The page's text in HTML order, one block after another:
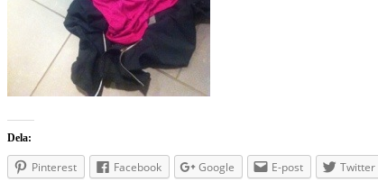
Dela:
Pinterest Facebook Google E-post Twitter